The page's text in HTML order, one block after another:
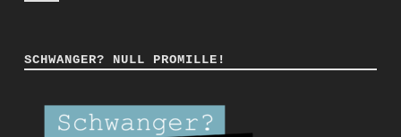
SCHWANGER? NULL PROMILLE!